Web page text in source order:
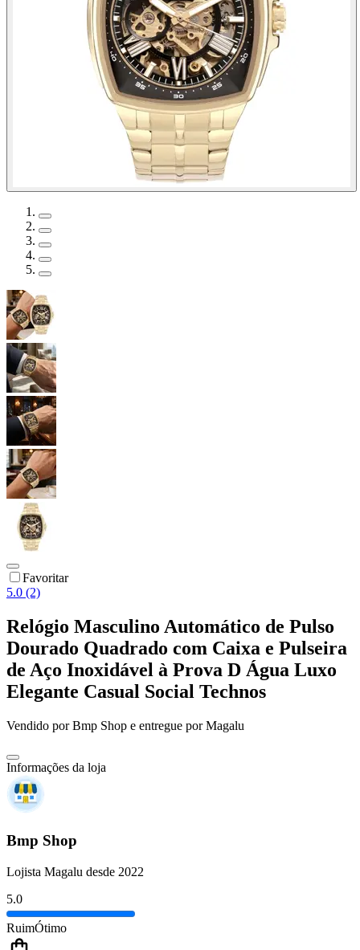
Favoritar
5.0 (2)
Relógio Masculino Automático de Pulso
Dourado Quadrado com Caixa e Pulseira
de Aço Inoxidável à Prova D Água Luxo
Elegante Casual Social Technos
Vendido porBmp Shop e entregue por Magalu
Informações da loja
Bmp Shop
Lojista Magalu desde 2022
5.0
RuimÓtimo